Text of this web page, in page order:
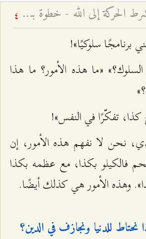
المعرفة بالطريق شرط الحركة إلى الله - خطوة بيقين خير من ألف خطوة بشك 4
برنامجًا سلوكيًا»!
«ما هذه الأمور؟ ما هذا
كذا، تفكّرًا في النفس»!
نحن لا نفهم هذه الأمور، إن
فالكيلو بكذا، مع عظمه بكذا
وهذه الأمور هي كذلك أيضًا.
للدنيا ونجازف في الدين؟